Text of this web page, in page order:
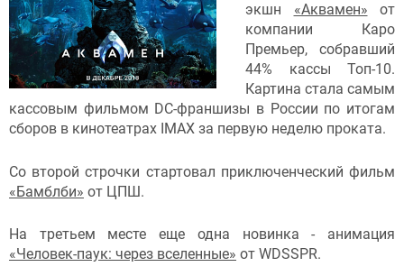
экшн «Аквамен» от
компании Каро
Премьер, собравший
44% кассы Топ-10.
Картина стала самым
кассовым фильмом DC-франшизы в России по итогам
сборов в кинотеатрах IMAX за первую неделю проката.
Со второй строчки стартовал приключенческий фильм
«Бамблби» от ЦПШ.
На третьем месте еще одна новинка - анимация
«Человек-паук: через вселенные» от WDSSPR.